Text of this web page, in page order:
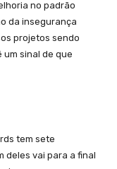
no padrão
da insegurança
projetos sendo
sinal de que
tem sete
deles vai para a final